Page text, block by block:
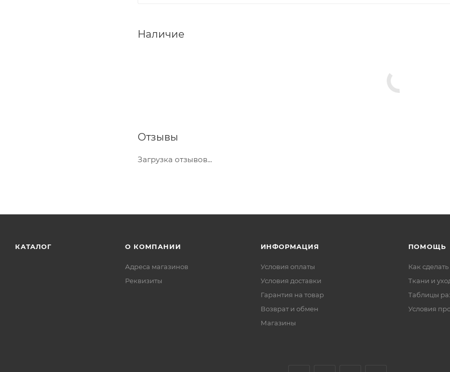
Наличие
Отзывы
Загрузка отзывов...
КАТАЛОГ О КОМПАНИИ
Адреса магазинов
Реквизиты
ИНФОРМАЦИЯ
Условия оплаты
Условия доставки
Гарантия на товар
Возврат и обмен
Магазины
ПОМОЩЬ
Как сделать
Ткани и
Таблицы
Условия